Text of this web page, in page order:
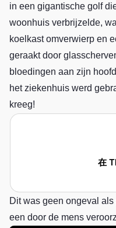
in een gigantische golf
woonhuis verbrijzelde,
koelkast omverwierp en
geraakt door
bloedingen aan zijn
het ziekenhuis werd
kreeg!
在
Dit was geen ongeval
een door de mens